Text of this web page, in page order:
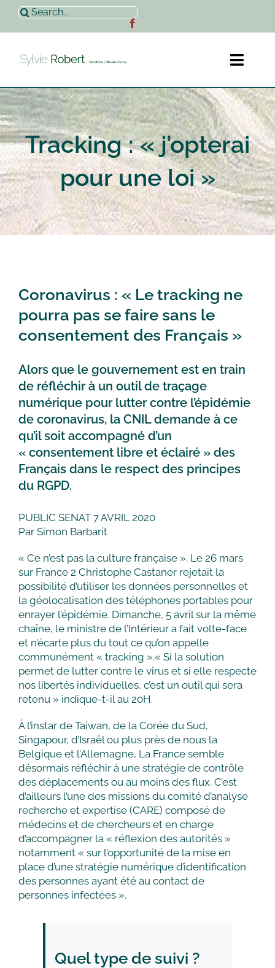
Passer
contenu
Rechercher:
Accueil
Sylvie Robert
Actualités
Contact
Tracking : « j’opterai
pour une loi »
Coronavirus : « Le tracking ne
pourra pas se faire sans le
consentement des Français »
Alors que le gouvernement est en train
de réfléchir à un outil de traçage
numérique pour lutter contre l’épidémie
de coronavirus, la CNIL demande à ce
qu’il soit accompagné d’un
« consentement libre et éclairé » des
Français dans le respect des principes
du RGPD.
PUBLIC SENAT 7 AVRIL 2020
Par Simon Barbarit
« Ce n’est pas la culture française ». Le 26 mars
sur France 2 Christophe Castaner rejetait la
possibilité d’utiliser les données personnelles et
la géolocalisation des téléphones portables pour
enrayer l’épidémie. Dimanche, 5 avril sur la même
chaîne, le ministre de l’Intérieur a fait volte-face
et n’écarte plus du tout ce qu’on appelle
communément « tracking ».« Si la solution
permet de lutter contre le virus et si elle respecte
nos libertés individuelles, c’est un outil qui sera
retenu » indique-t-il au 20H.
À l’instar de Taiwan, de la Corée du Sud,
Singapour, d’Israël ou plus près de nous la
Belgique et l’Allemagne, La France semble
désormais réfléchir à une stratégie de contrôle
des déplacements ou au moins des flux. C’est
d’ailleurs l’une des missions du comité d’analyse
recherche et expertise (CARE) composé de
médecins et de chercheurs et en charge
d’accompagner la « réflexion des autorités »
notamment « sur l’opportunité de la mise en
place d’une stratégie numérique d’identification
des personnes ayant été au contact de
personnes infectées ».
Quel type de suivi ?